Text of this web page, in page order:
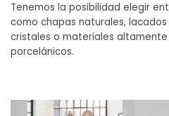
Tenemos la posibilidad elegir
como chapas naturales,
cristales o materiales
porcelánicos.